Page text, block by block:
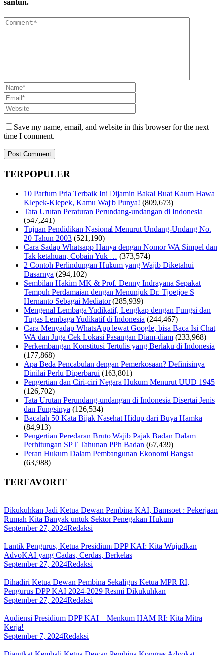
santun.
Save my name, email, and website in this browser for the next
time I comment.
TERPOPULER
10 Parfum Pria Terbaik Ini Dijamin Bakal Buat Kaum Hawa
Klepek-Klepek, Kamu Wajib Punya! (809,673)
Tata Urutan Peraturan Perundang-undangan di Indonesia
(547,241)
Tujuan Pendidikan Nasional Menurut Undang-Undang No.
20 Tahun 2003 (521,190)
Cara Sadap Whatsapp Hanya dengan Nomor WA Simpel dan
Tak ketahuan, Cobain Yuk … (373,574)
2 Contoh Perlindungan Hukum yang Wajib Diketahui
Dasarnya (294,102)
Sembilan Hakim MK & Prof. Denny Indrayana Sepakat
Tempuh Perdamaian dengan Menunjuk Dr. Tjoetjoe S
Hernanto Sebagai Mediator (285,939)
Mengenal Lembaga Yudikatif, Lengkap dengan Fungsi dan
Tugas Lembaga Yudikatif di Indonesia (244,467)
Cara Menyadap WhatsApp lewat Google, bisa Baca Isi Chat
WA dan Juga Cek Lokasi Pasangan Diam-diam (233,968)
Perkembangan Konstitusi Tertulis yang Berlaku di Indonesia
(177,868)
Apa Beda Pencabulan dengan Pemerkosaan? Definisinya
Dinilai Perlu Diperbarui (163,801)
Pengertian dan Ciri-ciri Negara Hukum Menurut UUD 1945
(126,702)
Tata Urutan Perundang-undangan di Indonesia Disertai Jenis
dan Fungsinya (126,534)
Bacalah 50 Kata Bijak Nasehat Hidup dari Buya Hamka
(84,913)
Pengertian Peredaran Bruto Wajib Pajak Badan Dalam
Perhitungan SPT Tahunan PPh Badan (67,439)
Peran Hukum Dalam Pembangunan Ekonomi Bangsa
(63,988)
TERFAVORIT
Dikukuhkan Jadi Ketua Dewan Pembina KAI, Bamsoet : Pekerjaan
Rumah Kita Banyak untuk Sektor Penegakan Hukum
September 27, 2024Redaksi
Lantik Pengurus, Ketua Presidium DPP KAI: Kita Wujudkan
AdvoKAI yang Cadas, Cerdas, Berkelas
September 27, 2024Redaksi
Dihadiri Ketua Dewan Pembina Sekaligus Ketua MPR RI,
Pengurus DPP KAI 2024-2029 Resmi Dikukuhkan
September 27, 2024Redaksi
Audiensi Presidium DPP KAI – Menkum HAM RI: Kita Mitra
Kerja!
September 7, 2024Redaksi